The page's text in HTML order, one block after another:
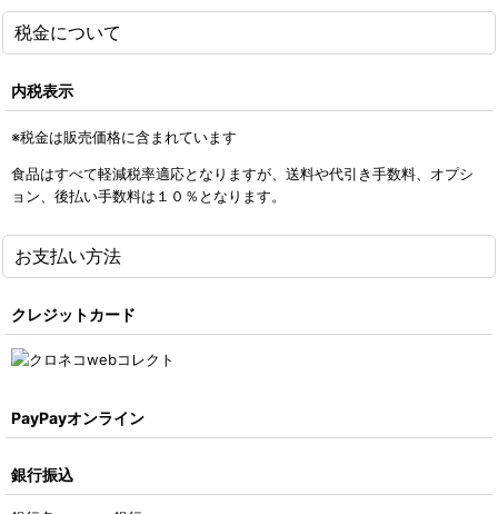
税金について
内税表示
※税金は販売価格に含まれています
食品はすべて軽減税率適応となりますが、送料や代引き手数料、オプシ
ョン、後払い手数料は１０％となります。
お支払い方法
クレジットカード
PayPayオンライン
銀行振込